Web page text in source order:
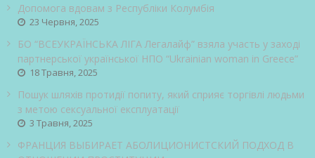
Допомога вдовам з Республіки Колумбія
23 Червня, 2025
БО “ВСЕУКРАЇНСЬКА ЛІГА Легалайф” взяла участь у заході
партнерської української НПО “Ukrainian woman in Greece”
18 Травня, 2025
Пошук шляхів протидії попиту, який сприяє торгівлі людьми
з метою сексуальної експлуатації
3 Травня, 2025
ФРАНЦИЯ ВЫБИРАЕТ АБОЛИЦИОНИСТСКИЙ ПОДХОД В